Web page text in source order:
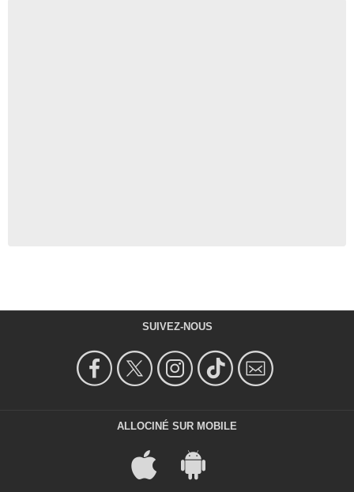
SUIVEZ-NOUS
ALLOCINÉ SUR MOBILE